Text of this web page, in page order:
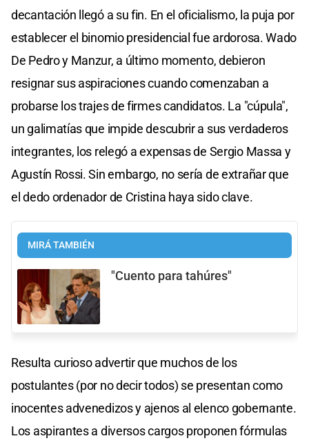
decantación llegó a su fin. En el oficialismo, la puja por
establecer el binomio presidencial fue ardorosa. Wado
De Pedro y Manzur, a último momento, debieron
resignar sus aspiraciones cuando comenzaban a
probarse los trajes de firmes candidatos. La "cúpula",
un galimatías que impide descubrir a sus verdaderos
integrantes, los relegó a expensas de Sergio Massa y
Agustín Rossi. Sin embargo, no sería de extrañar que
el dedo ordenador de Cristina haya sido clave.
MIRÁ TAMBIÉN
"Cuento para tahúres"
Resulta curioso advertir que muchos de los
postulantes (por no decir todos) se presentan como
inocentes advenedizos y ajenos al elenco gobernante.
Los aspirantes a diversos cargos proponen fórmulas